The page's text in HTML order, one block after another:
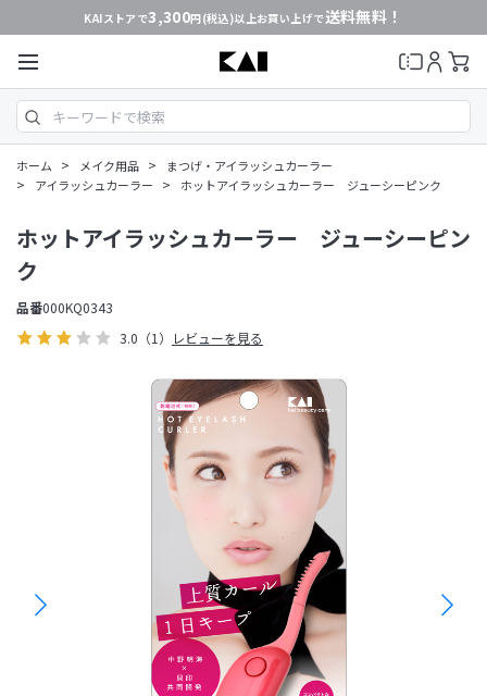
KAIストアで3,300円(税込)以上お買い上げで送料無料！
ホーム > メイク用品 > まつげ・アイラッシュカーラー
> アイラッシュカーラー > ホットアイラッシュカーラー ジューシーピンク
3.0 （1） レビューを見る
ホットアイラッシュカーラー ジューシーピン
ク
品番000KQ0343